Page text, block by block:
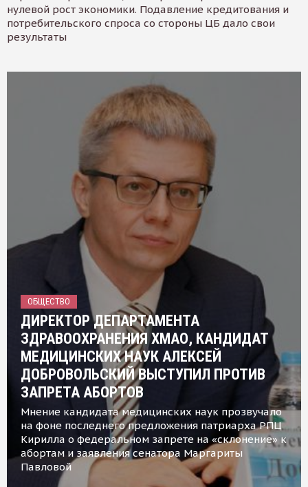
нулевой рост экономики. Подавление кредитования и
потребительского спроса со стороны ЦБ дало свои
результаты
ОБЩЕСТВО
ДИРЕКТОР ДЕПАРТАМЕНТА
ЗДРАВООХРАНЕНИЯ ХМАО, КАНДИДАТ
МЕДИЦИНСКИХ НАУК АЛЕКСЕЙ
ДОБРОВОЛЬСКИЙ ВЫСТУПИЛ ПРОТИВ
ЗАПРЕТА АБОРТОВ
Мнение кандидата медицинских наук прозвучало
на фоне последнего предложения патриарха РПЦ
Кирилла о федеральном запрете на «склонение» к
абортам и заявления сенатора Маргариты
Павловой